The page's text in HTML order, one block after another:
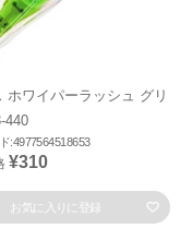
ホワイパーラッシュ グリ
440
:4977564518653
¥310
お気に入りに登録